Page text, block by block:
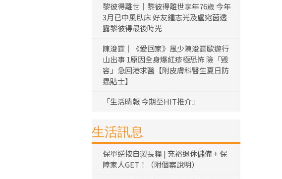
黎彼得離世｜黎彼得離世享年76歲 今年
3月已中風臥床 好友鍾志光及盧宛茵透
露黎彼得最後時光
陳浚霆｜《愛回家》風少陳浚霆歐遊行
山出事 1原因全身爆紅疹極恐怖 險「毀
容」急回港求醫【附皮膚科醫生夏日防
蟲貼士】
「生活晴報 今期至HIT推介」
生活訊息
保單逆按自製長糧 | 充裕退休儲備 + 保
障家人GET！（附個案說明）